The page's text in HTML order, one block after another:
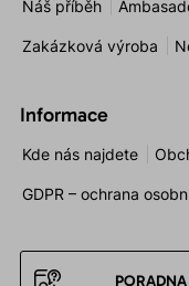
Náš příběh
Zakázková výroba
Informace
Kde nás najdete
GDPR – ochrana
PORADNA